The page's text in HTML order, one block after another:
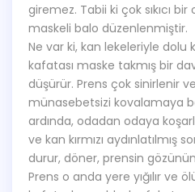
giremez. Tabii ki çok sıkıcı
maskeli balo düzenlenmiştir.
Ne var ki, kan lekeleriyle
kafatası maske takmış bir
düşürür. Prens çok sinirlenir
münasebetsizi kovalamaya
ardında, odadan odaya
ve kan kırmızı aydınlatılmış
durur, döner, prensin
Prens o anda yere yığılır ve